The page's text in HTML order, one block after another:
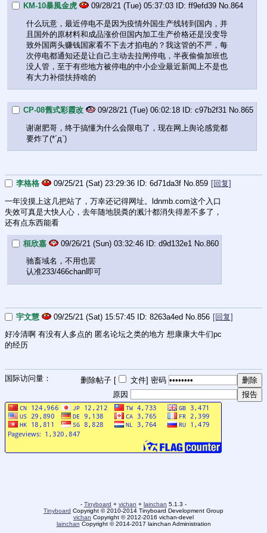
KM-10暴風金虎 09/28/21 (Tue) 05:37:03 ff9efd39 No.864
什么玩意，最近停电不是因为疫情外国生产线转到国内，并
且国外的原材料和成品涨价但国内加工生产价格还是没变导
致外国两头赚钱国家看不下去才掐电的？我这管的不严，每
次停电都通知还是让自己主动去拉闸停电，半夜偷偷加班也
没人管，至于有些地方被停电的中小企业最近新闻上不是也
有大力补偿扶持啥的
CP-08舊式彩霞改 09/28/21 (Tue) 06:02:18 c97b2f31 No.865
谢谢肥哥，终于搞懂为什么会限电了，现在网上舆论感觉都
要炸了(*´д`)
李格格 09/25/21 (Sat) 23:29:36 6d71da3f No.859 [回复]
一年没摸上这几把站了，万幸还记得网址。ldnmb.com这个入口
失效可真是大快人心，去年随地脱粪的溅汁都消失得差不多了，
还有点东西能看
桓欣嘉 09/26/21 (Sun) 03:32:46 d9d132e1 No. 860
驰畜域名，不用也罢
认准233/466chan即可
宇文慧 09/25/21 (Sat) 15:57:45 8263a4ed No. 856 [回复]
好冷清啊 有没有人多点的 匿名论坛之类的地方 想康康大牛们pc
的经历
删除帖子 [ 文件] 密码
原因
国际访问量：
- Tinyboard + vichan + lainchan 5.1.3 -
Tinyboard Copyright © 2010-2014 Tinyboard Development Group
vichan Copyright © 2012-2016 vichan-devel
lainchan Copyright © 2014-2017 lainchan Administration